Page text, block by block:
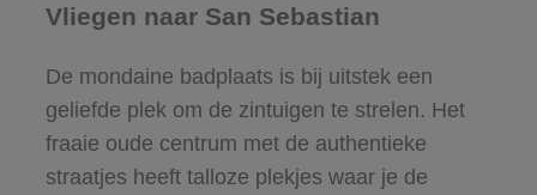
Vliegen naar San Sebastian
De mondaine badplaats is bij uitstek een
geliefde plek om de zintuigen te strelen. Het
fraaie oude centrum met de authentieke
straatjes heeft talloze plekjes waar je de